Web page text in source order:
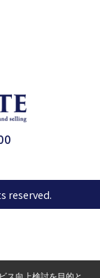
reserved.